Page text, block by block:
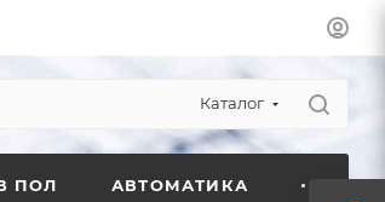
Каталог
ПОЛ АВТОМАТИКА